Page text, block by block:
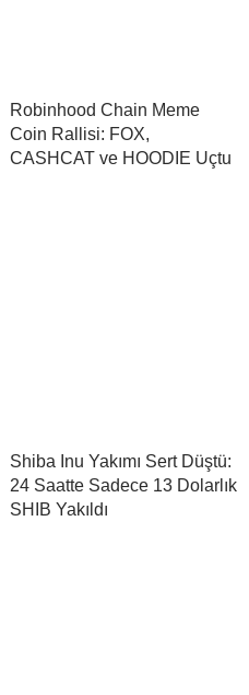
Robinhood Chain Meme
Coin Rallisi: FOX,
CASHCAT ve HOODIE Uçtu
Shiba Inu Yakımı Sert Düştü:
24 Saatte Sadece 13 Dolarlık
SHIB Yakıldı